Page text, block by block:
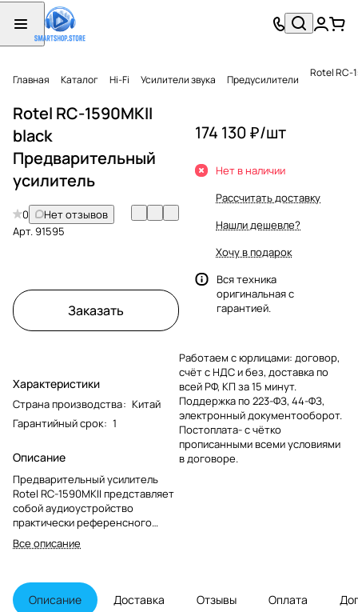
Главная Каталог Hi-Fi Усилители звука Предусилители Rotel RC-
Rotel RC-1590MKII
black
Предварительный
усилитель
0
Нет отзывов
Арт.91595
Заказать
Характеристики
Страна производства: Китай
Гарантийный срок: 1
Описание
Предварительный усилитель
Rotel RC-1590MKII представляет
собой аудиоустройство
практически референсного
класса. Аппарат рассчитан на
использование в системах
получить бескомпромиссное
звучание музыки.
Все описание
174 130 ₽/шт
Нет в наличии
Рассчитать доставку
Нашли дешевле?
Хочу в подарок
Вся техника
оригинальная с
гарантией.
Работаем с юрлицами: договор,
счёт с НДС и без, доставка по
всей РФ, КП за 15 минут.
Поддержка по 223-ФЗ, 44-ФЗ,
электронный документооборот.
Постоплата- с чётко
прописанными всеми условиями
в договоре.
Описание Доставка Отзывы Оплата